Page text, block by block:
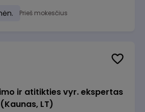
Prieš mokesčius
ir atitikties vyr. ekspertas
LT)